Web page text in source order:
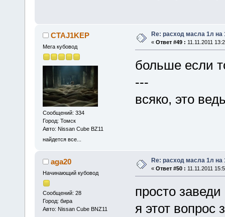
CTAJ1KEP
Мега кубовод
Сообщений: 334
Город: Томск
Авто: Nissan Cube BZ11
найдется все...
Re: расход масла 1л на
« Ответ #49 : 11.11.2011
больше если
---
всяко, это
aga20
Начинающий кубовод
Сообщений: 28
Город: бира
Авто: Nissan Cube BNZ11
Re: расход масла 1л на
« Ответ #50 : 11.11.2011
просто
я этот вопрос